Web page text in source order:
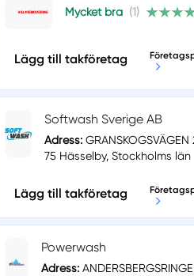
Mycket bra (1)
Lägg till takföretag
Softwash Sverige AB
Adress:GRANSKOGSVÄGEN
75 Hässelby, Stockholms län
Lägg till takföretag
Powerwash
Adress: